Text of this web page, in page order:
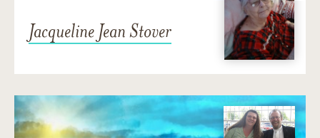
Jacqueline Jean Stover